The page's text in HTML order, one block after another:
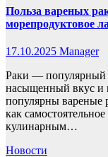
Польза вареных
морепродуктовое
17.10.2025 Manager
Раки — популярный
насыщенный вкус и
популярны вареные
как
кулинарным…
Новости